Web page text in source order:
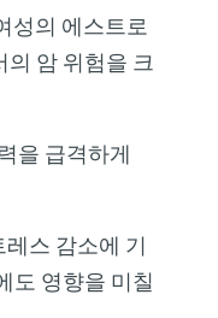
성의 에스트로
의 암 위험을 크
을 급격하게
스 감소에 기
도 영향을 미칠